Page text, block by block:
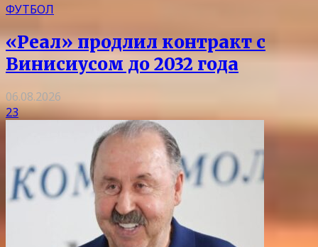
ФУТБОЛ
«Реал» продлил контракт с
Винисиусом до 2032 года
06.08.2026
23